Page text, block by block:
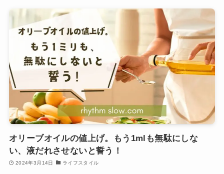
オリーブオイルの値上げ。もう1mlも無駄にしな
い、液だれさせないと誓う！
2024年3月14日 ライフスタイル